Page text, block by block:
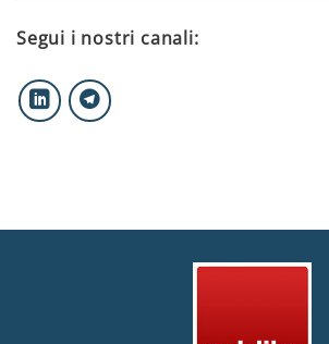
Segui i nostri canali: